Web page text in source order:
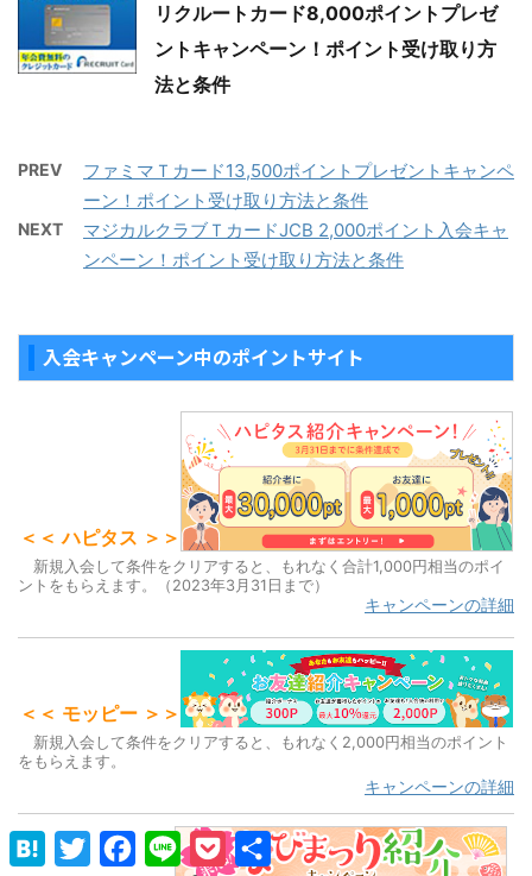
リクルートカード8,000ポイントプレゼ
ントキャンペーン！ポイント受け取り方
法と条件
PREV
ファミマＴカード13,500ポイントプレゼントキャンペ
ーン！ポイント受け取り方法と条件
NEXT
マジカルクラブＴカードJCB 2,000ポイント入会キャ
ンペーン！ポイント受け取り方法と条件
入会キャンペーン中のポイントサイト
＜＜ ハピタス ＞＞
新規入会して条件をクリアすると、もれなく合計1,000円相当のポイ
ントをもらえます。（2023年3月31日まで）
キャンペーンの詳細
＜＜ モッピー ＞＞
新規入会して条件をクリアすると、もれなく2,000円相当のポイント
をもらえます。
キャンペーンの詳細
H
a
T
w
F
a
L
i
P
o
共
有